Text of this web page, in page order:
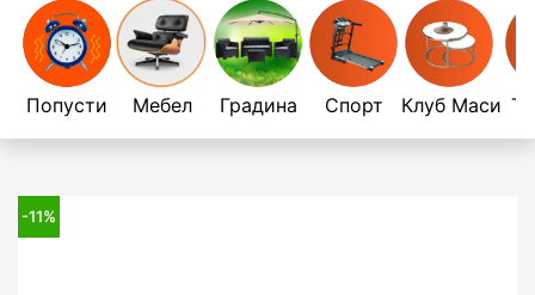
Попусти Мебел Градина Спорт Клуб Маси
-11%